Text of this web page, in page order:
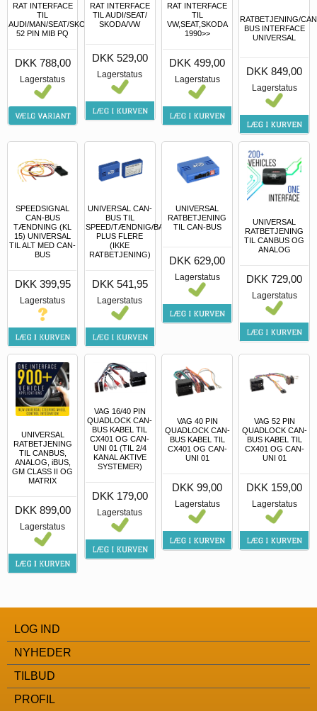
RAT INTERFACE
TIL
AUDI/MAN/SEAT/SKODA/VW
52 PIN MIB PQ
DKK 788,00
Lagerstatus
RAT INTERFACE
TIL AUDI/SEAT/
SKODA/VW
DKK 529,00
Lagerstatus
RAT INTERFACE
TIL
VW,SEAT,SKODA
1990>>
DKK 499,00
Lagerstatus
RATBETJENING/
BUS INTERFACE
UNIVERSAL
DKK 849,00
Lagerstatus
SPEEDSIGNAL
CAN-BUS
TÆNDNING (KL
15) UNIVERSAL
TIL ALT MED CAN-
BUS
DKK 399,95
Lagerstatus
UNIVERSAL CAN-
BUS TIL
SPEED/TÆNDNIG/BAK
PLUS FLERE
(IKKE
RATBETJENING)
DKK 541,95
Lagerstatus
UNIVERSAL
RATBETJENING
TIL CAN-BUS
DKK 629,00
Lagerstatus
UNIVERSAL
RATBETJENING
TIL CANBUS OG
ANALOG
DKK 729,00
Lagerstatus
UNIVERSAL
RATBETJENING
TIL CANBUS,
ANALOG, iBUS,
GM CLASS II OG
MATRIX
DKK 899,00
Lagerstatus
VAG 16/40 PIN
QUADLOCK CAN-
BUS KABEL TIL
CX401 OG CAN-
UNI 01 (TIL 2/4
KANAL AKTIVE
SYSTEMER)
DKK 179,00
Lagerstatus
VAG 40 PIN
QUADLOCK CAN-
BUS KABEL TIL
CX401 OG CAN-
UNI 01
DKK 99,00
Lagerstatus
VAG 52 PIN
QUADLOCK CAN-
BUS KABEL TIL
CX401 OG CAN-
UNI 01
DKK 159,00
Lagerstatus
LOG IND
NYHEDER
TILBUD
PROFIL